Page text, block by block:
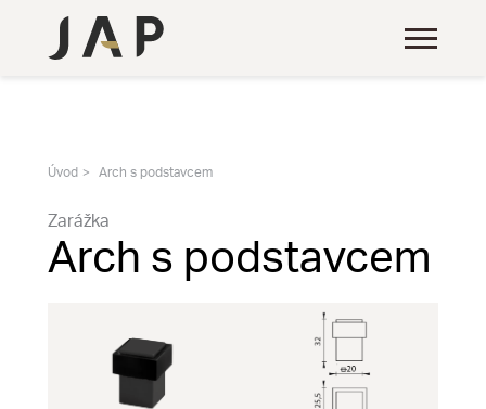
Úvod Arch s podstavcem
Zarážka
Arch s podstavcem